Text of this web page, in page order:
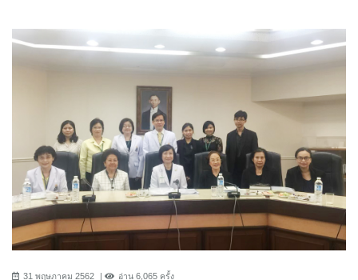
31 พฤษภาคม 2562 อ่าน 6,065 ครั้ง